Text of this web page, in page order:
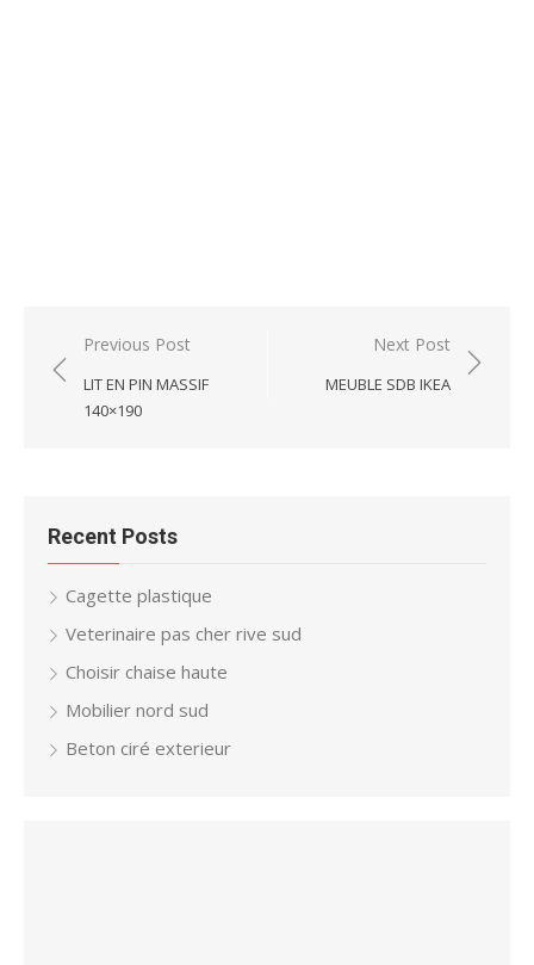
Post
navigation
Previous Post
LIT EN PIN MASSIF
140×190
Next Post
MEUBLE SDB IKEA
Recent Posts
Cagette plastique
Veterinaire pas cher rive sud
Choisir chaise haute
Mobilier nord sud
Beton ciré exterieur